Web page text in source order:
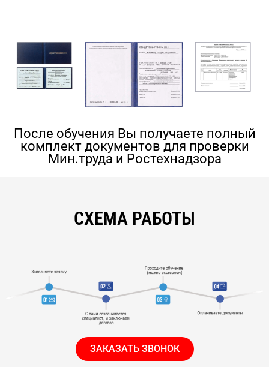
После обучения Вы получаете полный
комплект документов для проверки
Мин.труда и Ростехнадзора
СХЕМА РАБОТЫ
ЗАКАЗАТЬ ЗВОНОК